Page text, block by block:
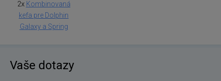
2x Kombinovaná
kefa pre Dolphin
Galaxy a Spring
Vaše dotazy